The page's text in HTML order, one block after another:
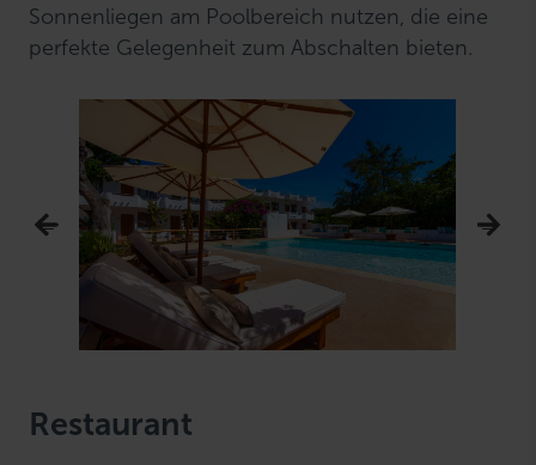
Sonnenliegen am Poolbereich nutzen, die eine
perfekte Gelegenheit zum Abschalten bieten.
Restaurant